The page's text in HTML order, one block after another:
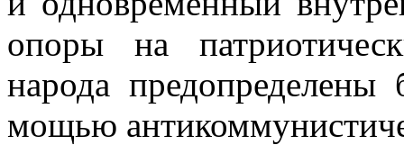
опоры на
народа
мощью